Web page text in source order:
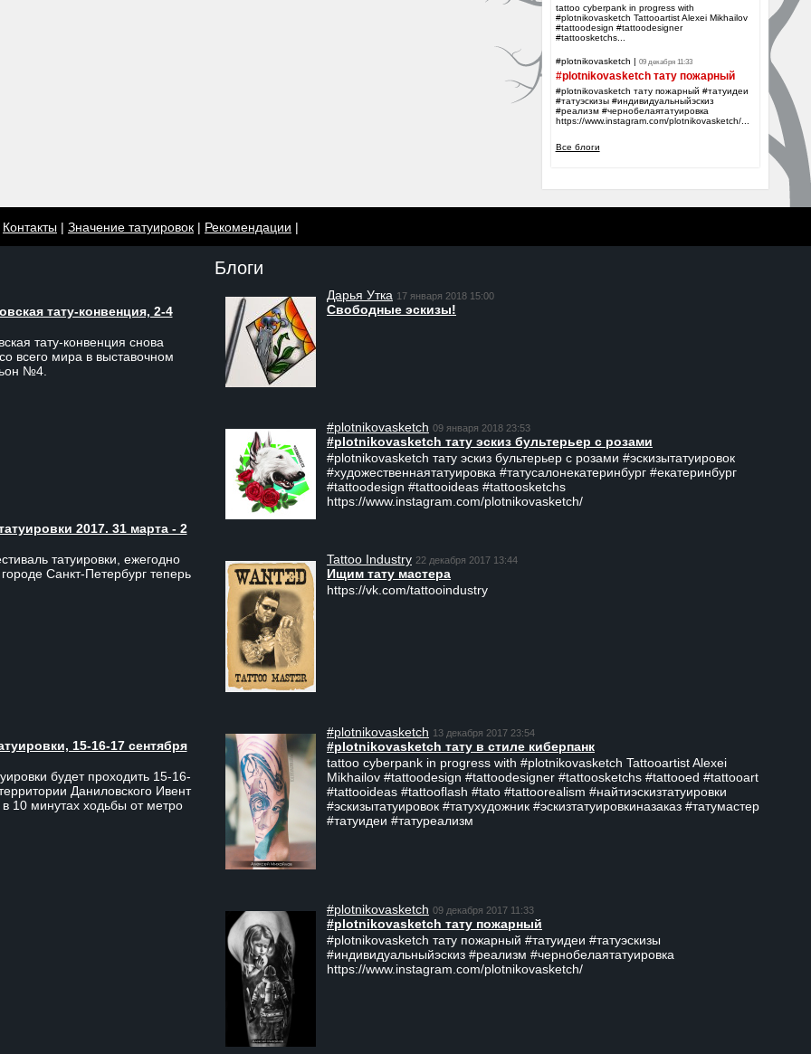
tattoo cyberpank in progress with
#plotnikovasketch Tattooartist Alexei Mikhailov
#tattoodesign #tattoodesigner
#tattoosketchs...
#plotnikovasketch | 09 декабря 11:33
#plotnikovasketch тату пожарный
#plotnikovasketch тату пожарный #татуидеи
#татуэскизы #индивидуальныйэскиз
#реализм #чернобелаятатуировка
https://www.instagram.com/plotnikovasketch/...
Все блоги
Контакты | Значение татуировок | Рекомендации |
тату-конвенция, 2-4
тату-конвенция снова
всего мира в выставочном
№4.
2017. 31 марта - 2
татуировки, ежегодно
Санкт-Петербург теперь
15-16-17 сентября
будет проходить 15-16-
Даниловского Ивент
10 минутах ходьбы от метро
Блоги
Дарья Утка 17 января 2018 15:00
Свободные эскизы!
#plotnikovasketch 09 января 2018 23:53
#plotnikovasketch тату эскиз бультерьер с розами
#plotnikovasketch тату эскиз бультерьер с розами #эскизытатуировок
#художественнаятатуировка #татусалонекатеринбург #екатеринбург
#tattoodesign #tattooideas #tattoosketchs
https://www.instagram.com/plotnikovasketch/
Tattoo Industry 22 декабря 2017 13:44
Ищим тату мастера
https://vk.com/tattooindustry
#plotnikovasketch 13 декабря 2017 23:54
#plotnikovasketch тату в стиле киберпанк
tattoo cyberpank in progress with #plotnikovasketch Tattooartist Alexei
Mikhailov #tattoodesign #tattoodesigner #tattoosketchs #tattooed #tattooart
#tattooideas #tattooflash #tato #tattoorealism #найтиэскизтатуировки
#эскизытатуировок #татухудожник #эскизтатуировкиназаказ #татумастер
#татуидеи #татуреализм
#plotnikovasketch 09 декабря 2017 11:33
#plotnikovasketch тату пожарный
#plotnikovasketch тату пожарный #татуидеи #татуэскизы
#индивидуальныйэскиз #реализм #чернобелаятатуировка
https://www.instagram.com/plotnikovasketch/